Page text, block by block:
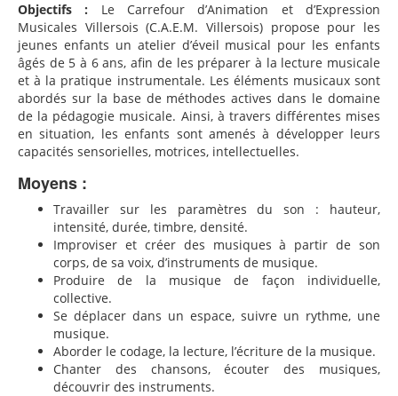
Objectifs : Le Carrefour d’Animation et d’Expression
Musicales Villersois (C.A.E.M. Villersois) propose pour les
jeunes enfants un atelier d’éveil musical pour les enfants
âgés de 5 à 6 ans, afin de les préparer à la lecture musicale
et à la pratique instrumentale. Les éléments musicaux sont
abordés sur la base de méthodes actives dans le domaine
de la pédagogie musicale. Ainsi, à travers différentes mises
en situation, les enfants sont amenés à développer leurs
capacités sensorielles, motrices, intellectuelles.
Moyens :
Travailler sur les paramètres du son : hauteur,
intensité, durée, timbre, densité.
Improviser et créer des musiques à partir de son
corps, de sa voix, d’instruments de musique.
Produire de la musique de façon individuelle,
collective.
Se déplacer dans un espace, suivre un rythme, une
musique.
Aborder le codage, la lecture, l’écriture de la musique.
Chanter des chansons, écouter des musiques,
découvrir des instruments.